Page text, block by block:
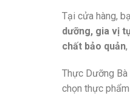
Tại cửa hàng,
dưỡng, gia vị
chất bảo quản
Thực Dưỡng
chọn thực